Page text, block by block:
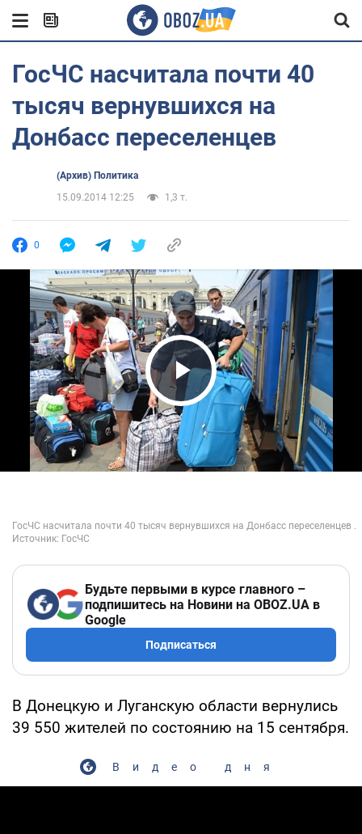
ГосЧС насчитала почти 40
тысяч вернувшихся на
Донбасс переселенцев
(Архив) Политика
15.09.2014 12:25
1,3 т.
0
Play Video
Будьте первыми в курсе главного –
подпишитесь на Новини на OBOZ.UA в
Google
Подписаться
В Донецкую и Луганскую области вернулись
39 550 жителей по состоянию на 15 сентября.
Видео дня